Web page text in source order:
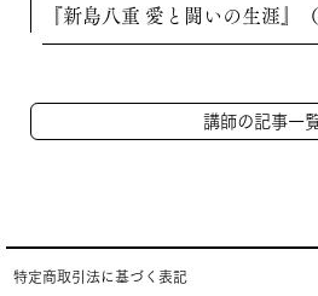
『新島八重 愛と闘いの生涯』
講師の記事一
特定商取引法に基づく表記